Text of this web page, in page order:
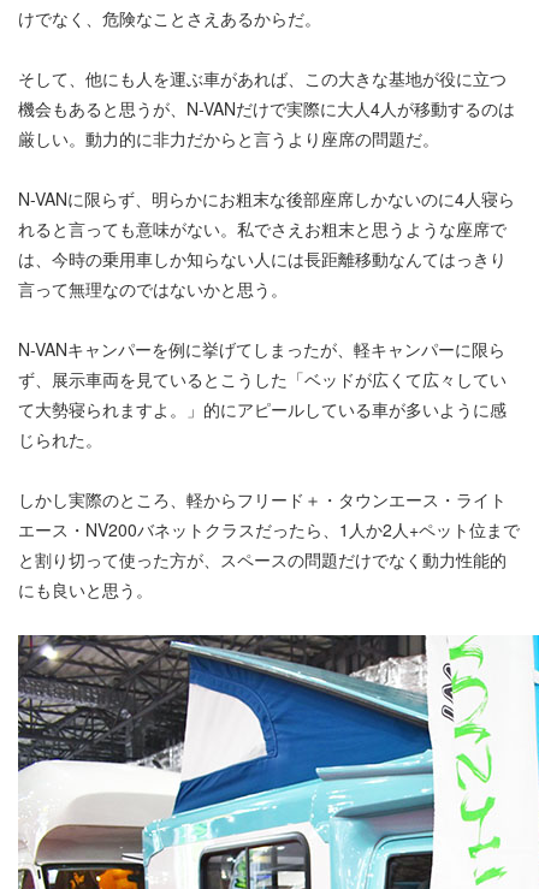
けでなく、危険なことさえあるからだ。
そして、他にも人を運ぶ車があれば、この大きな基地が役に立つ
機会もあると思うが、N-VANだけで実際に大人4人が移動するのは
厳しい。動力的に非力だからと言うより座席の問題だ。
N-VANに限らず、明らかにお粗末な後部座席しかないのに4人寝ら
れると言っても意味がない。私でさえお粗末と思うような座席で
は、今時の乗用車しか知らない人には長距離移動なんてはっきり
言って無理なのではないかと思う。
N-VANキャンパーを例に挙げてしまったが、軽キャンパーに限ら
ず、展示車両を見ているとこうした「ベッドが広くて広々してい
て大勢寝られますよ。」的にアピールしている車が多いように感
じられた。
しかし実際のところ、軽からフリード＋・タウンエース・ライト
エース・NV200バネットクラスだったら、1人か2人+ペット位まで
と割り切って使った方が、スペースの問題だけでなく動力性能的
にも良いと思う。